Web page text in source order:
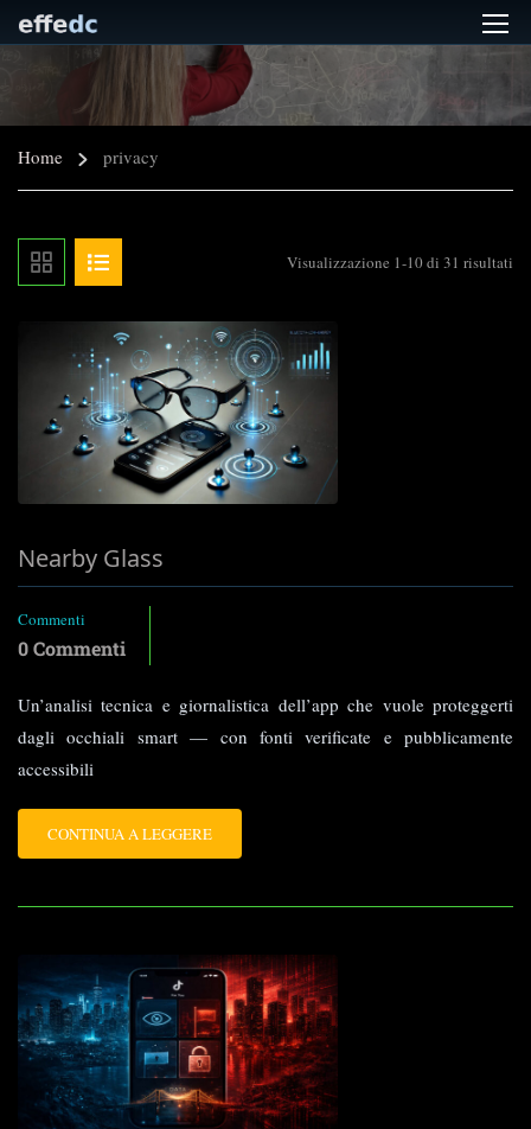
Home privacy
Visualizzazione 1-10 di 31 risultati
Nearby Glass
Commenti
0 Commenti
Un’analisi tecnica e giornalistica dell’app che vuole proteggerti
dagli occhiali smart — con fonti verificate e pubblicamente
accessibili
LEGGI
TUTTO
NEARBY
CONTINUA A LEGGERE